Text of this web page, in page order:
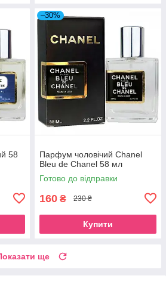
58
–30%
Парфум чоловічий Chanel
Bleu de Chanel 58 мл
Готово до відправки
160 ₴ 230 ₴
Купити
ще